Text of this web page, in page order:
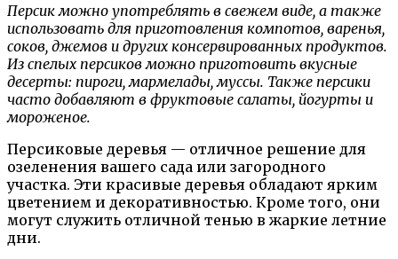
Персик можно употреблять в свежем виде, а также
использовать для приготовления компотов, варенья,
соков, джемов и других консервированных продуктов.
Из спелых персиков можно приготовить вкусные
десерты: пироги, мармелады, муссы. Также персики
часто добавляют в фруктовые салаты, йогурты и
мороженое.
Персиковые деревья — отличное решение для
озеленения вашего сада или загородного
участка. Эти красивые деревья обладают ярким
цветением и декоративностью. Кроме того, они
могут служить отличной тенью в жаркие летние
дни.